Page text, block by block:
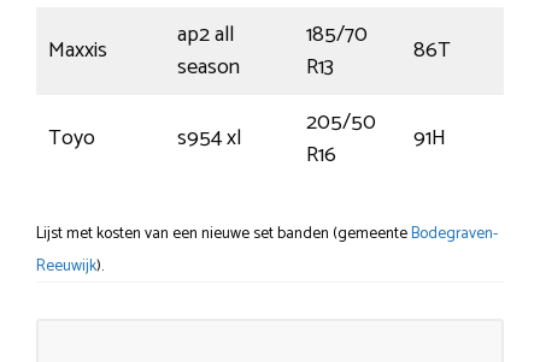
Maxxis
ap2 all
season
185/70
R13
86T
Toyo s954 xl
205/50
R16
91H
Lijst met kosten van een nieuwe set banden (gemeenteBodegraven-
Reeuwijk).